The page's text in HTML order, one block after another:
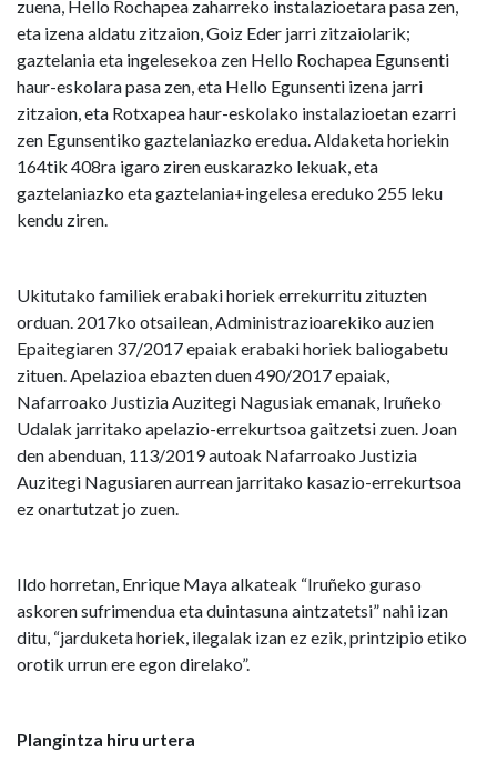
zuena, Hello Rochapea zaharreko instalazioetara pasa zen,
eta izena aldatu zitzaion, Goiz Eder jarri zitzaiolarik;
gaztelania eta ingelesekoa zen Hello Rochapea Egunsenti
haur-eskolara pasa zen, eta Hello Egunsenti izena jarri
zitzaion, eta Rotxapea haur-eskolako instalazioetan ezarri
zen Egunsentiko gaztelaniazko eredua. Aldaketa horiekin
164tik 408ra igaro ziren euskarazko lekuak, eta
gaztelaniazko eta gaztelania+ingelesa ereduko 255 leku
kendu ziren.
Ukitutako familiek erabaki horiek errekurritu zituzten
orduan. 2017ko otsailean, Administrazioarekiko auzien
Epaitegiaren 37/2017 epaiak erabaki horiek baliogabetu
zituen. Apelazioa ebazten duen 490/2017 epaiak,
Nafarroako Justizia Auzitegi Nagusiak emanak, Iruñeko
Udalak jarritako apelazio-errekurtsoa gaitzetsi zuen. Joan
den abenduan, 113/2019 autoak Nafarroako Justizia
Auzitegi Nagusiaren aurrean jarritako kasazio-errekurtsoa
ez onartutzat jo zuen.
Ildo horretan, Enrique Maya alkateak “Iruñeko guraso
askoren sufrimendua eta duintasuna aintzatetsi” nahi izan
ditu, “jarduketa horiek, ilegalak izan ez ezik, printzipio etiko
orotik urrun ere egon direlako”.
Plangintza hiru urtera